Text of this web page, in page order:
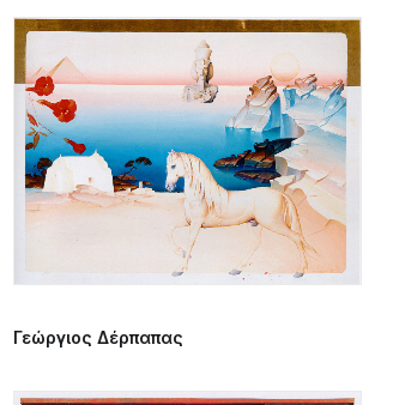
Γεώργιος Δέρπαπας